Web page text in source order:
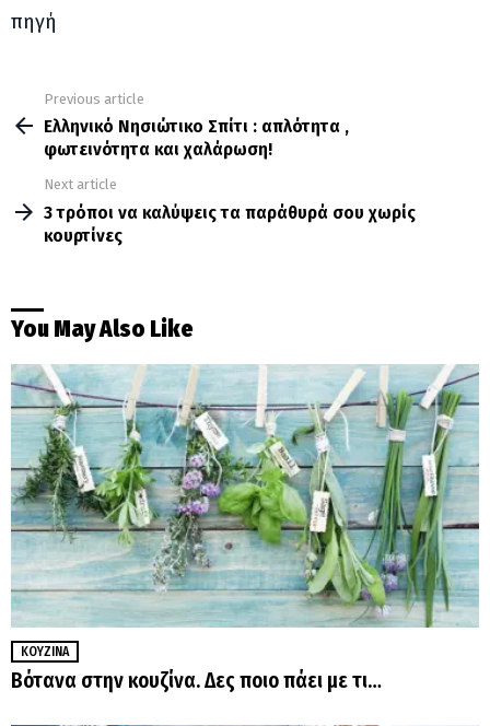
πηγή
more
Previous article
Ελληνικό Νησιώτικο Σπίτι : απλότητα ,
φωτεινότητα και χαλάρωση!
Next article
3 τρόποι να καλύψεις τα παράθυρά σου χωρίς
κουρτίνες
You May Also Like
ΚΟΥΖΊΝΑ
Βότανα στην κουζίνα. Δες ποιο πάει με τι…